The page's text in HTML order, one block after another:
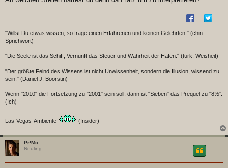
"Willst Du etwas wissen, so frage einen Erfahrenen und keinen Gelehrten." (chin.
Sprichwort)
"Die Seele ist das Schiff, Vernunft das Steuer und Wahrheit der Hafen." (türk. Weisheit)
"Der größte Feind des Wissens ist nicht Unwissenheit, sondern die Illusion, wissend zu
sein." (Daniel J. Boorstin)
Wenn "2010" die Fortsetzung zu "2001" sein soll, dann ist "Sieben" das Prequel zu "8½".
(Ich)
Las-Vegas-Ambiente (Insider)
Pr!Mo
Neuling